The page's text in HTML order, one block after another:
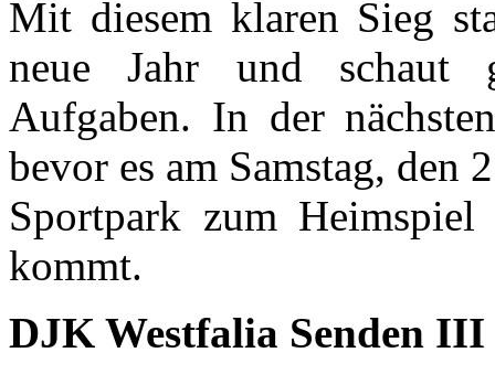
Mit diesem klaren Sieg
neue Jahr und schaut
Aufgaben. In der
bevor es am Samstag, den
Sportpark zum
kommt.
DJK Westfalia Senden